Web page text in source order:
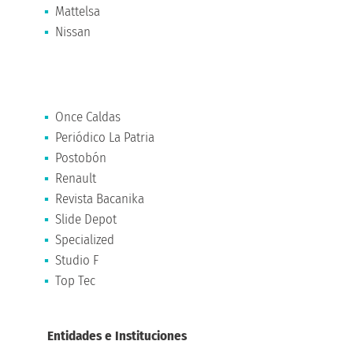
Mattelsa
Nissan
Once Caldas
Periódico La Patria
Postobón
Renault
Revista Bacanika
Slide Depot
Specialized
Studio F
Top Tec
Entidades e Instituciones